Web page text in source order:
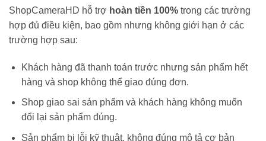
ShopCameraHD hỗ trợ hoàn tiền 100% trong các trường
hợp đủ điều kiện, bao gồm nhưng không giới hạn ở các
trường hợp sau:
Khách hàng đã thanh toán trước nhưng sản phẩm hết
hàng và shop không thể giao đúng đơn.
Shop giao sai sản phẩm và khách hàng không muốn
đổi lại sản phẩm đúng.
Sản phẩm bị lỗi kỹ thuật, không đúng mô tả cơ bản